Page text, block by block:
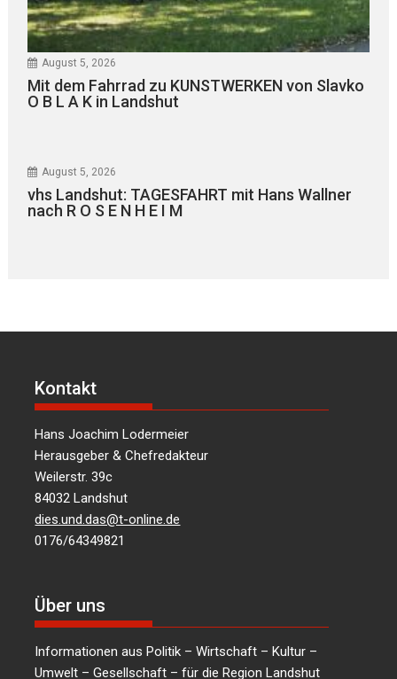
August 5, 2026
Mit dem Fahrrad zu KUNSTWERKEN von Slavko
O B L A K in Landshut
August 5, 2026
vhs Landshut: TAGESFAHRT mit Hans Wallner
nach R O S E N H E I M
Kontakt
Hans Joachim Lodermeier
Herausgeber & Chefredakteur
Weilerstr. 39c
84032 Landshut
dies.und.das@t-online.de
0176/64349821
Über uns
Informationen aus Politik – Wirtschaft – Kultur –
Umwelt – Gesellschaft – für die Region Landshut